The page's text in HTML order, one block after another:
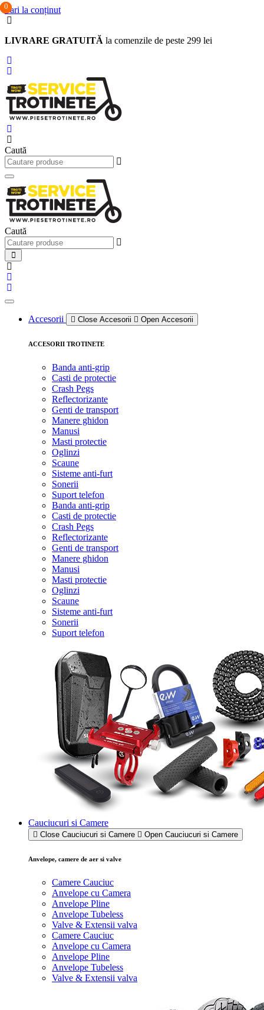
Sari la conținut
LIVRARE GRATUITĂ la comenzile de peste 299 lei
0
Caută
Caută
0
0
Accesorii Close Accesorii Open Accesorii
ACCESORII TROTINETE
Banda anti-grip
Casti de protectie
Crash Pegs
Reflectorizante
Genti de transport
Manere ghidon
Manusi
Masti protectie
Oglinzi
Scaune
Sisteme anti-furt
Sonerii
Suport telefon
Banda anti-grip
Casti de protectie
Crash Pegs
Reflectorizante
Genti de transport
Manere ghidon
Manusi
Masti protectie
Oglinzi
Scaune
Sisteme anti-furt
Sonerii
Suport telefon
Cauciucuri si Camere
Close Cauciucuri si Camere Open Cauciucuri si Camere
Anvelope, camere de aer si valve
Camere Cauciuc
Anvelope cu Camera
Anvelope Pline
Anvelope Tubeless
Valve & Extensii valva
Camere Cauciuc
Anvelope cu Camera
Anvelope Pline
Anvelope Tubeless
Valve & Extensii valva